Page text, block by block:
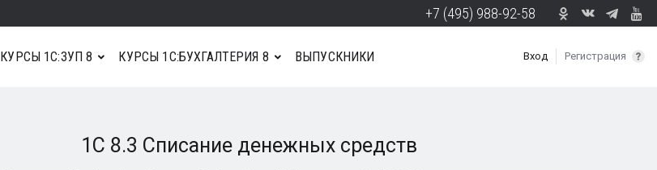
+7 (495) 988-92-58
Вход Регистрация
КУРСЫ 1С:ЗУП 8 КУРСЫ 1С:БУХГАЛТЕРИЯ 8 ВЫПУСКНИКИ
1С 8.3 Списание денежных средств